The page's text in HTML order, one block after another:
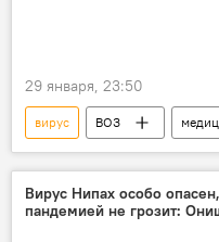
29 января, 23:50
вирус ВОЗ
Вирус Нипах особо
пандемией не грозит: